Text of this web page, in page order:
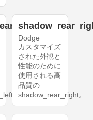
。
Dodge
カスタマイズ
された外観と
性能のために
使用される高
品質の
shadow_rear_right。